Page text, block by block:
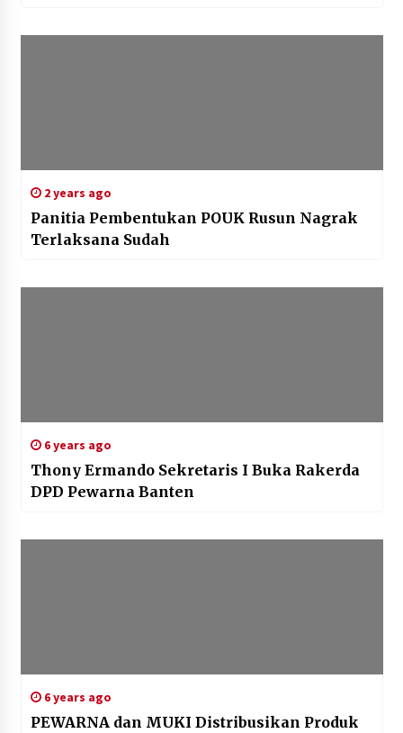
2 years ago
Panitia Pembentukan POUK Rusun Nagrak
Terlaksana Sudah
6 years ago
Thony Ermando Sekretaris I Buka Rakerda
DPD Pewarna Banten
6 years ago
PEWARNA dan MUKI Distribusikan Produk